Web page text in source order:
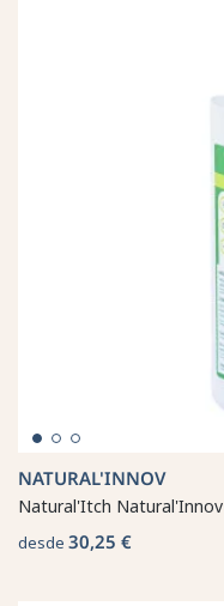
NATURAL'INNOV
Natural'Itch Natural'Innov
desde 30,25 €